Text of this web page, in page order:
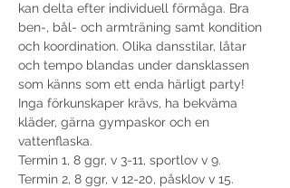
kan delta efter individuell förmåga. Bra
ben-, bål- och armträning samt kondition
och koordination. Olika dansstilar, låtar
och tempo blandas under dansklassen
som känns som ett enda härligt party!
Inga förkunskaper krävs, ha bekväma
kläder, gärna gympaskor och en
vattenflaska.
Termin 1, 8 ggr, v 3-11, sportlov v 9.
Termin 2, 8 ggr, v 12-20, påsklov v 15.